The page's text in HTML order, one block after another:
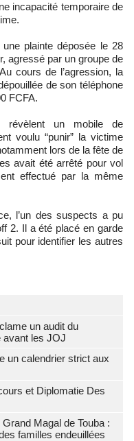
incapacité temporaire de
plainte déposée le 28
agressé par un groupe de
cours de l’agression, la
de son téléphone
FCFA.
révèlent un mobile de
voulu “punir” la victime
lors de la fête de
avait été arrêté pour vol
effectué par la même
l’un des suspects a pu
2. Il a été placé en garde
pour identifier les autres
un audit du
avant les JOJ
un calendrier strict aux
et Diplomatie Des
Magal de Touba :
familles endeuillées